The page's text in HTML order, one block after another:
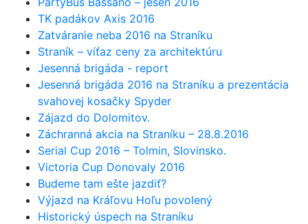
TK padákov Axis 2016
Zatváranie neba 2016 na Straníku
Straník – víťaz ceny za architektúru
Jesenná brigáda - report
Jesenná brigáda 2016 na Straníku a prezentácia
svahovej kosačky Spyder
Zájazd do Dolomitov.
Záchranná akcia na Straníku – 28.8.2016
Serial Cup 2016 – Tolmin, Slovinsko.
Victoria Cup Donovaly 2016
Budeme tam ešte jazdiť?
Výjazd na Kráľovu Hoľu povolený
Historický úspech na Straníku